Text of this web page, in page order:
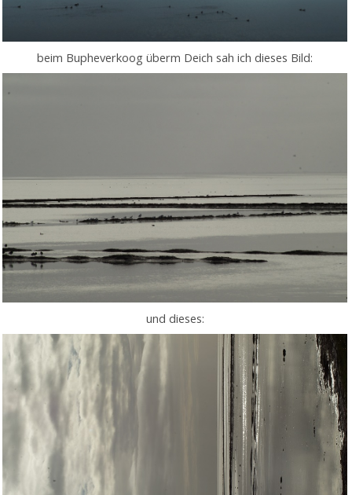
beim Bupheverkoog überm Deich sah ich dieses Bild:
und dieses: